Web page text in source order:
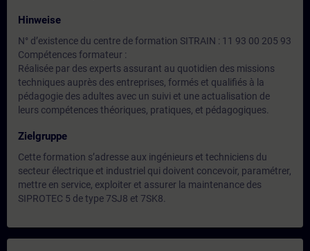
Hinweise
N° d’existence du centre de formation SITRAIN : 11 93 00 205 93
Compétences formateur :
Réalisée par des experts assurant au quotidien des missions
techniques auprès des entreprises, formés et qualifiés à la
pédagogie des adultes avec un suivi et une actualisation de
leurs compétences théoriques, pratiques, et pédagogiques.
Zielgruppe
Cette formation s’adresse aux ingénieurs et techniciens du
secteur électrique et industriel qui doivent concevoir, paramétrer,
mettre en service, exploiter et assurer la maintenance des
SIPROTEC 5 de type 7SJ8 et 7SK8.